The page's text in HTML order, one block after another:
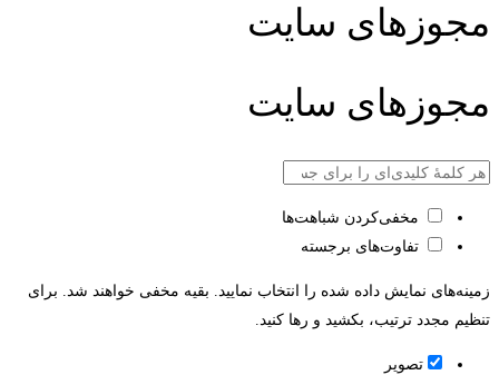
مجوزهای سایت
مجوزهای سایت
مخفی‌کردن شباهت‌ها
تفاوت‌های برجسته
زمینه‌های نمایش داده شده را انتخاب نمایید. بقیه مخفی خواهند شد. برای
تنظیم مجدد ترتیب، بکشید و رها کنید.
تصویر